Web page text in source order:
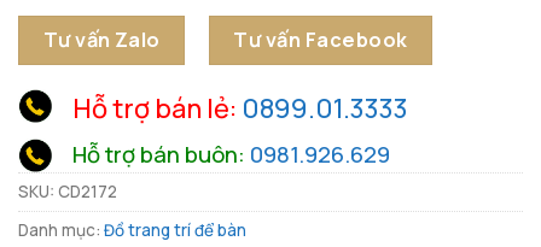
Tư vấn Zalo Tư vấn Facebook
Hỗ trợ bán lẻ: 0899.01.3333
Hỗ trợ bán buôn: 0981.926.629
SKU: CD2172
Danh mục: Đồ trang trí để bàn